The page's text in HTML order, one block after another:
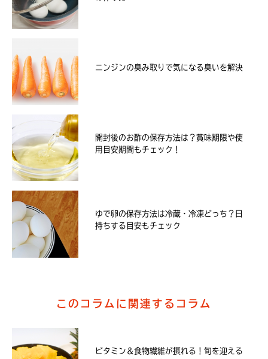
ニンジンの臭み取りで気になる臭いを解決
開封後のお酢の保存方法は？賞味期限や使
用目安期間もチェック！
ゆで卵の保存方法は冷蔵・冷凍どっち？日
持ちする目安もチェック
このコラムに関連するコラム
ビタミン＆食物繊維が摂れる！旬を迎える